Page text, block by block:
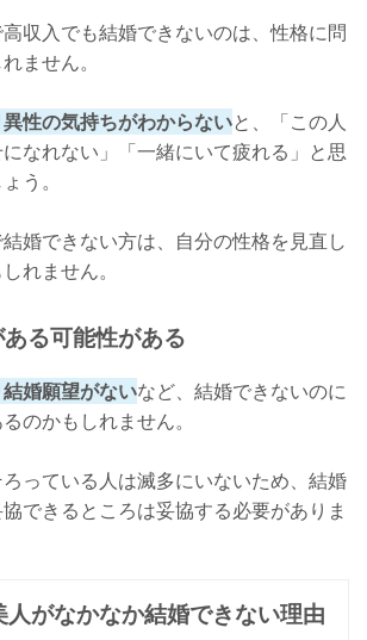
収入でも結婚できないのは、性格に問
ません。
性の気持ちがわからないと、「この人
なれない」「一緒にいて疲れる」と思
う。
婚できない方は、自分の性格を見直し
れません。
る可能性がある
婚願望がないなど、結婚できないのに
のかもしれません。
っている人は滅多にいないため、結婚
できるところは妥協する必要がありま
人がなかなか結婚できない理由